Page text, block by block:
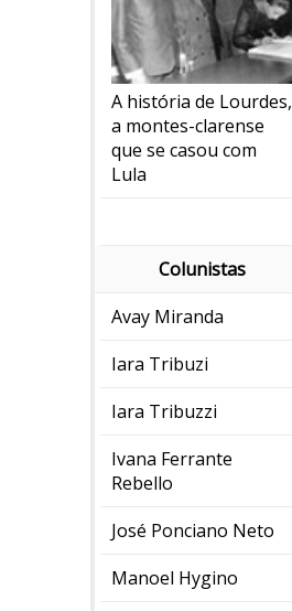
A história de Lourdes,
a montes-clarense
que se casou com
Lula
Colunistas
Avay Miranda
Iara Tribuzi
Iara Tribuzzi
Ivana Ferrante
Rebello
José Ponciano Neto
Manoel Hygino